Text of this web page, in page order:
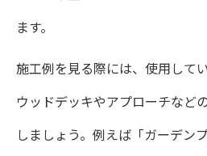
造園費用の追加発生
複数造園業者の明細
ト
ます。
施工例を見る際には、使用して
ウッドデッキやアプローチなど
しましょう。例えば「ガーデン